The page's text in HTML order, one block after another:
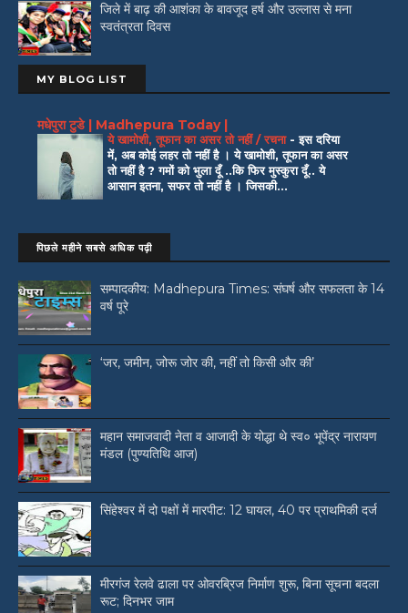
जिले में बाढ़ की आशंका के बावजूद हर्ष और उल्लास से मना
स्वतंत्रता दिवस
MY BLOG LIST
मधेपुरा टुडे | Madhepura Today |
ये खामोशी, तूफान का असर तो नहीं / रचना -इस दरिया
में, अब कोई लहर तो नहीं है । ये खामोशी, तूफान का असर
तो नहीं है ? गमों को भुला दूँ ..कि फिर मुस्कुरा दूँ.. ये
आसान इतना, सफर तो नहीं है । जिसकी...
पिछले महीने सबसे अधिक पढ़ी
सम्पादकीय: Madhepura Times: संघर्ष और सफलता के 14
वर्ष पूरे
‘जर, जमीन, जोरू जोर की, नहीं तो किसी और की’
महान समाजवादी नेता व आजादी के योद्धा थे स्व० भूपेंद्र नारायण
मंडल (पुण्यतिथि आज)
सिंहेश्वर में दो पक्षों में मारपीट: 12 घायल, 40 पर प्राथमिकी दर्ज
मीरगंज रेलवे ढाला पर ओवरब्रिज निर्माण शुरू, बिना सूचना बदला
रूट; दिनभर जाम